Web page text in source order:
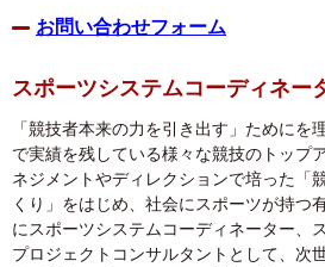
お問い合わせフォーム
スポーツシステムコーディネ
「競技者本来の力を引き出す」ためにを
で実績を残している様々な競技のトップ
ネジメントやディレクションで培った「
くり」をはじめ、社会にスポーツが持つ
にスポーツシステムコーディネーター、
プロジェクトコンサルタントとして、次